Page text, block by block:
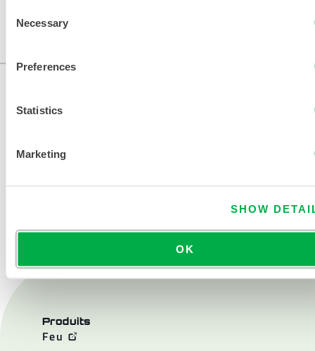
Selection
Necessary
Preferences
Statistics
Marketing
SHOW
OK
Produits
Feu